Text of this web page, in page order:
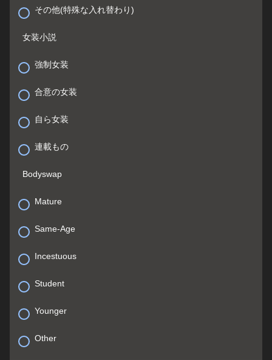
その他(特殊な入れ替わり)
女装小説
強制女装
合意の女装
自ら女装
連載もの
Bodyswap
Mature
Same-Age
Incestuous
Student
Younger
Other